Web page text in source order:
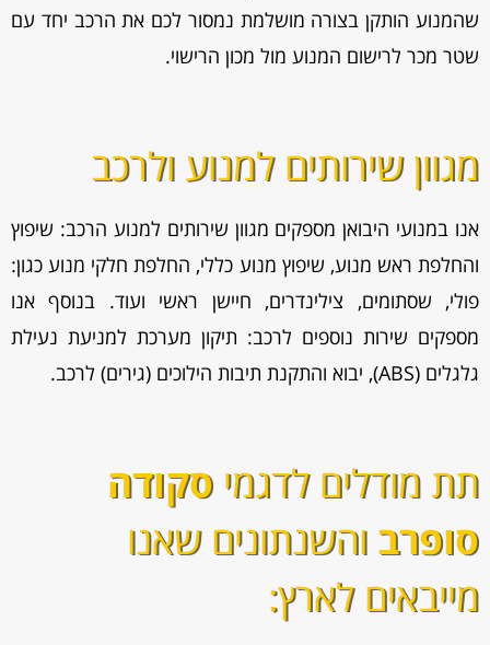
שהמנוע הותקן בצורה מושלמת נמסור לכם את הרכב יחד עם
שטר מכר לרישום המנוע מול מכון הרישוי.
מגוון שירותים למנוע ולרכב
אנו במנועי היבואן מספקים מגוון שירותים למנוע הרכב: שיפוץ
והחלפת ראש מנוע, שיפוץ מנוע כללי, החלפת חלקי מנוע כגון:
פולי, שסתומים, צילינדרים, חיישן ראשי ועוד. בנוסף אנו
מספקים שירות נוספים לרכב: תיקון מערכת למניעת נעילת
גלגלים (ABS), יבוא והתקנת תיבות הילוכים (גירים) לרכב.
תת מודלים לדגמי סקודה
סופרב והשנתונים שאנו
מייבאים לארץ: